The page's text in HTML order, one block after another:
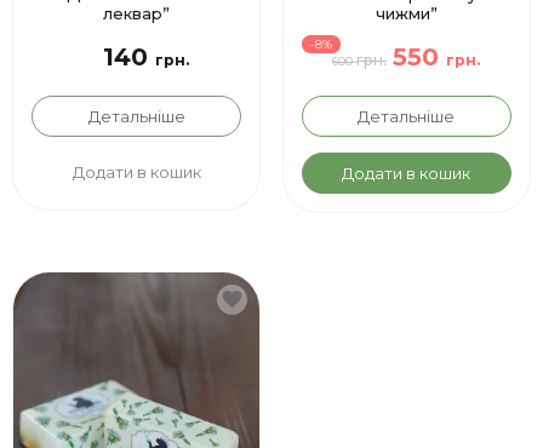
леквар”
140 грн.
Детальніше
Додати в кошик
чижми”
-8%
600грн. 550 грн.
Детальніше
Додати в кошик